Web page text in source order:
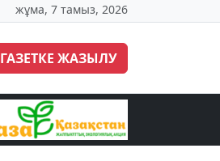
жұма, 7 тамыз, 2026
ГАЗЕТКЕ ЖАЗЫЛУ